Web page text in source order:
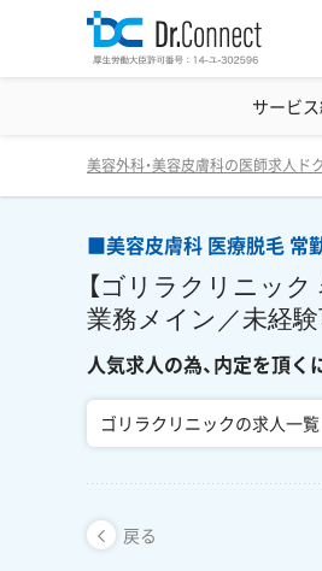
サービ
美容クリニック見学・
美容外科・美容皮膚科の医師求人ド
■美容皮膚科 医療脱毛
【ゴリラクリニッ
業務メイン／未経
人気求人の為、内定を頂く
ゴリラクリニックの求人一覧
戻る
戻る
■美容皮膚科 医療脱毛 常勤医師求人 東京都■ 【ゴリラクリニック 名古屋駅前院】常勤医師募集／メンズ脱毛・美容皮膚科／問診業務メイン／未経験可・転科可／研修制度◎ 人気求